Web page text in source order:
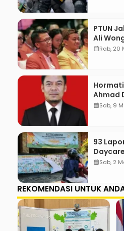
PTUN
Ali
hadiah
calendar_monthRab, 20
Ahmad
karena
calendar_monthSab, 9
93
17
calendar_monthSab, 2
REKOMENDASI UNTUK